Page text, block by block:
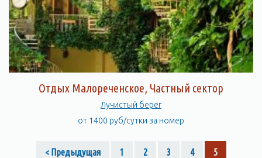
Отдых Малореченское, Частный сектор
Лучистый берег
от 1400 руб/сутки за номер
< Предыдущая 1 2 3 4 5